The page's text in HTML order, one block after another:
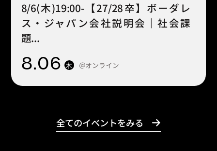
8/6(木)19:00-【27/28卒】ボーダレ
ス・ジャパン会社説明会｜社会課
題...
8.06 木 ＠オンライン
全てのイベントをみる